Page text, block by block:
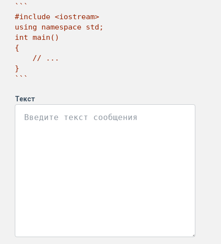
```
#include <iostream>
using namespace std;
int main()
{
}
```
Текст